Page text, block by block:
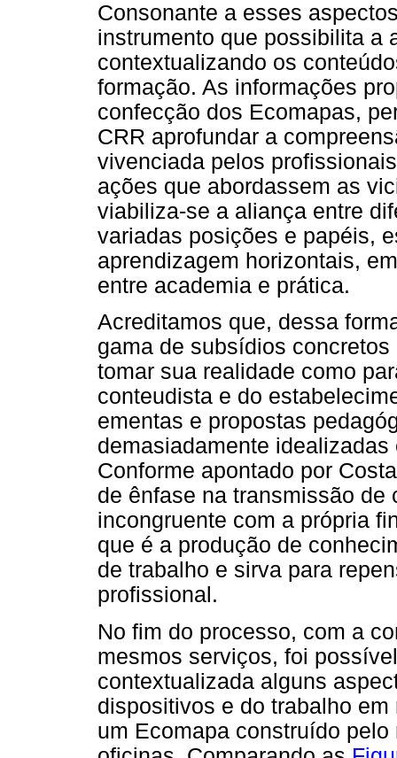
Consonante a esses
instrumento que possibilita a
contextualizando os
formação. As informações
confecção dos Ecomapas,
CRR aprofundar a
vivenciada pelos
ações que abordassem as
viabiliza-se a aliança entre
variadas posições e papéis,
aprendizagem horizontais,
entre academia e prática.
Acreditamos que, dessa
gama de subsídios
tomar sua realidade como
conteudista e do
ementas e propostas
demasiadamente
Conforme apontado por
de ênfase na transmissão de
incongruente com a própria
que é a produção de
de trabalho e sirva para
profissional.
No fim do processo, com a
mesmos serviços, foi
contextualizada alguns
dispositivos e do trabalho
um Ecomapa construído